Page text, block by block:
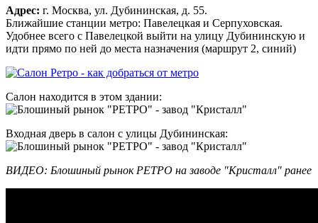
Адрес: г. Москва, ул. Дубининская, д. 55.
Ближайшие станции метро: Павелецкая и Серпуховская.
Удобнее всего с Павелецкой выйти на улицу Дубининскую и
идти прямо по ней до места назначения (маршрут 2, синий)
Салон находится в этом здании:
Входная дверь в салон с улицы Дубининская:
ВИДЕО: Блошиный рынок РЕТРО на заводе "Кристалл" ранее